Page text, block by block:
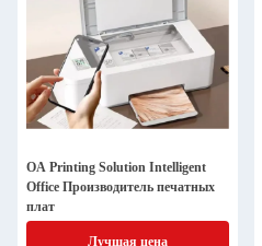
OA Printing Solution Intelligent
Office Производитель печатных
плат
Лучшая цена